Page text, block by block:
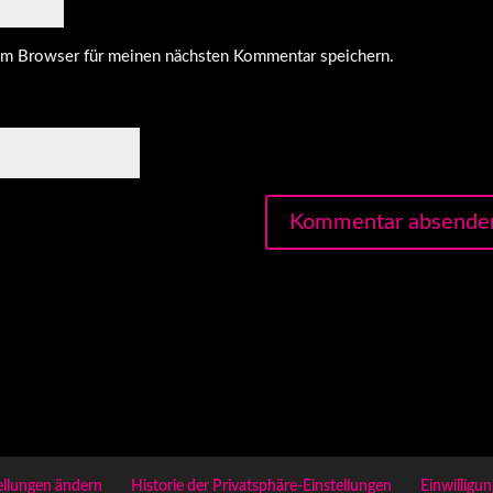
Browser für meinen nächsten Kommentar speichern.
ändern Historie der Privatsphäre-Einstellungen